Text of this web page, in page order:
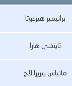
برانيمير هيرغوتا
تايتشي هارا
ماتياس بيريرا لاج